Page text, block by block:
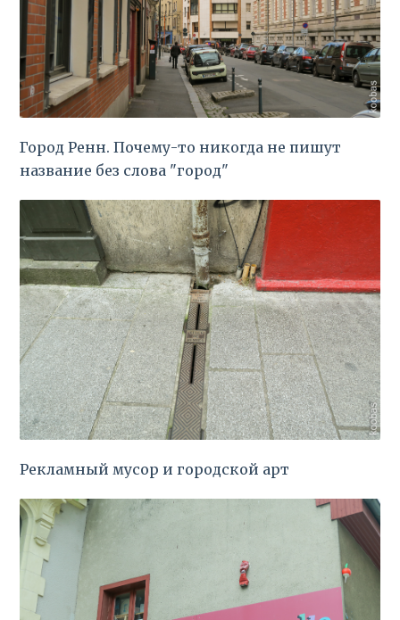
Город Ренн. Почему-то никогда не пишут
название без слова "город"
Рекламный мусор и городской арт